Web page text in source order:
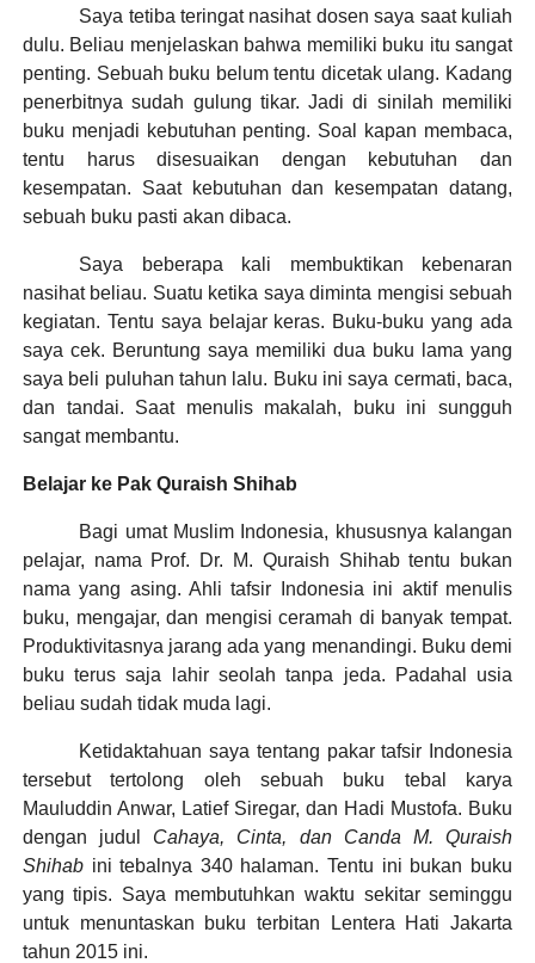
Saya tetiba teringat nasihat dosen saya saat kuliah
dulu. Beliau menjelaskan bahwa memiliki buku itu sangat
penting. Sebuah buku belum tentu dicetak ulang. Kadang
penerbitnya sudah gulung tikar. Jadi di sinilah memiliki
buku menjadi kebutuhan penting. Soal kapan membaca,
tentu harus disesuaikan dengan kebutuhan dan
kesempatan. Saat kebutuhan dan kesempatan datang,
sebuah buku pasti akan dibaca.
Saya beberapa kali membuktikan kebenaran
nasihat beliau. Suatu ketika saya diminta mengisi sebuah
kegiatan. Tentu saya belajar keras. Buku-buku yang ada
saya cek. Beruntung saya memiliki dua buku lama yang
saya beli puluhan tahun lalu. Buku ini saya cermati, baca,
dan tandai. Saat menulis makalah, buku ini sungguh
sangat membantu.
Belajar ke Pak Quraish Shihab
Bagi umat Muslim Indonesia, khususnya kalangan
pelajar, nama Prof. Dr. M. Quraish Shihab tentu bukan
nama yang asing. Ahli tafsir Indonesia ini aktif menulis
buku, mengajar, dan mengisi ceramah di banyak tempat.
Produktivitasnya jarang ada yang menandingi. Buku demi
buku terus saja lahir seolah tanpa jeda. Padahal usia
beliau sudah tidak muda lagi.
Ketidaktahuan saya tentang pakar tafsir Indonesia
tersebut tertolong oleh sebuah buku tebal karya
Mauluddin Anwar, Latief Siregar, dan Hadi Mustofa. Buku
dengan judul Cahaya, Cinta, dan Canda M. Quraish
Shihab ini tebalnya 340 halaman. Tentu ini bukan buku
yang tipis. Saya membutuhkan waktu sekitar seminggu
untuk menuntaskan buku terbitan Lentera Hati Jakarta
tahun 2015 ini.